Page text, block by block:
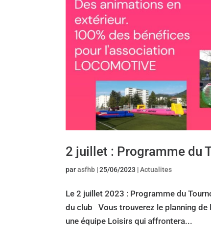
2 juillet : Programme du
parasfhb |25/06/2023 |Actualites
Le 2 juillet 2023 : Programme du
du club Vous trouverez le planning
une équipe Loisirs qui affrontera...